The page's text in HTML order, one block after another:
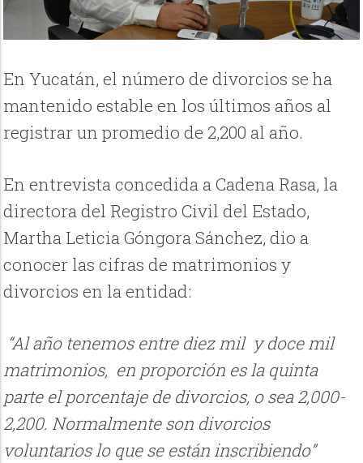
En Yucatán, el número de divorcios se ha
mantenido estable en los últimos años al
registrar un promedio de 2,200 al año.
En entrevista concedida a Cadena Rasa, la
directora del Registro Civil del Estado,
Martha Leticia Góngora Sánchez, dio a
conocer las cifras de matrimonios y
divorcios en la entidad:
“Al año tenemos entre diez mil y doce mil
matrimonios, en proporción es la quinta
parte el porcentaje de divorcios, o sea 2,000-
2,200. Normalmente son divorcios
voluntarios lo que se están inscribiendo”